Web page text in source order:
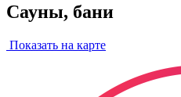
Сауны, бани
Показать на карте